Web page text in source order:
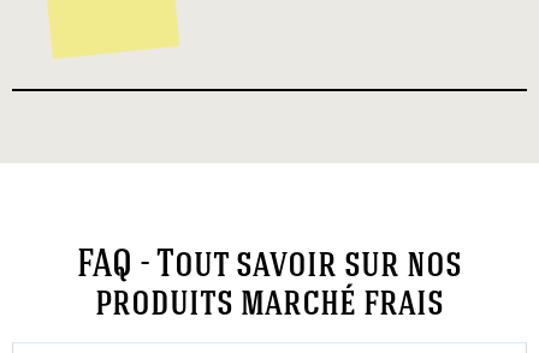
FAQ - Tout savoir sur nos
produits marché frais